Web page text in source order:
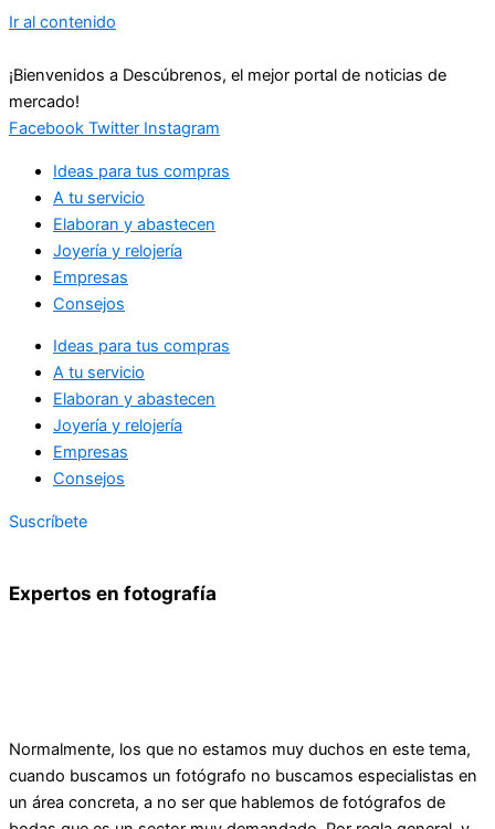
Ir al contenido
¡Bienvenidos a Descúbrenos, el mejor portal de noticias de
mercado!
Facebook Twitter Instagram
Ideas para tus compras
A tu servicio
Elaboran y abastecen
Joyería y relojería
Empresas
Consejos
Ideas para tus compras
A tu servicio
Elaboran y abastecen
Joyería y relojería
Empresas
Consejos
Suscríbete
Expertos en fotografía
Normalmente, los que no estamos muy duchos en este tema,
cuando buscamos un fotógrafo no buscamos especialistas en
un área concreta, a no ser que hablemos de fotógrafos de